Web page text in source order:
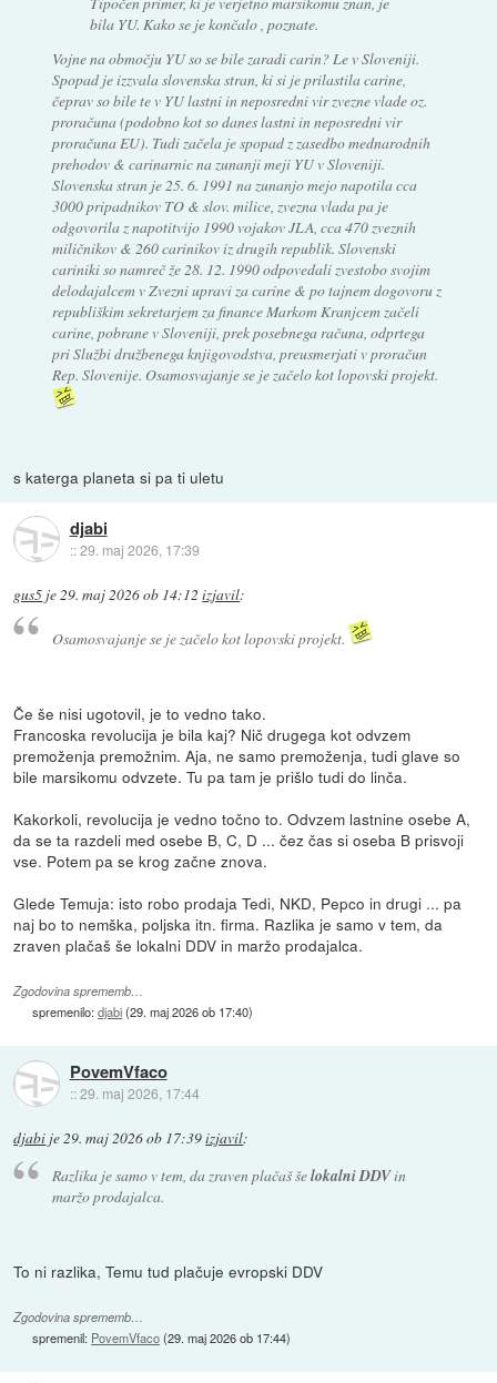
bila YU. Kako se je končalo , poznate.
Vojne na območju YU so se bile zaradi carin? Le v Sloveniji.
Spopad je izzvala slovenska stran, ki si je prilastila carine,
čeprav so bile te v YU lastni in neposredni vir zvezne vlade oz.
proračuna (podobno kot so danes lastni in neposredni vir
proračuna EU). Tudi začela je spopad z zasedbo mednarodnih
prehodov & carinarnic na zunanji meji YU v Sloveniji.
Slovenska stran je 25. 6. 1991 na zunanjo mejo napotila cca
3000 pripadnikov TO & slov. milice, zvezna vlada pa je
odgovorila z napotitvijo 1990 vojakov JLA, cca 470 zveznih
miličnikov & 260 carinikov iz drugih republik. Slovenski
cariniki so namreč že 28. 12. 1990 odpovedali zvestobo svojim
delodajalcem v Zvezni upravi za carine & po tajnem dogovoru z
republiškim sekretarjem za finance Markom Kranjcem začeli
carine, pobrane v Sloveniji, prek posebnega računa, odprtega
pri Službi družbenega knjigovodstva, preusmerjati v proračun
Rep. Slovenije. Osamosvajanje se je začelo kot lopovski projekt.
s katerga planeta si pa ti uletu
djabi
::29. maj 2026, 17:39
gus5 je 29. maj 2026 ob 14:12 izjavil:
Osamosvajanje se je začelo kot lopovski projekt.
Če še nisi ugotovil, je to vedno tako.
Francoska revolucija je bila kaj? Nič drugega kot odvzem
premoženja premožnim. Aja, ne samo premoženja, tudi glave so
bile marsikomu odvzete. Tu pa tam je prišlo tudi do linča.
Kakorkoli, revolucija je vedno točno to. Odvzem lastnine osebe A,
da se ta razdeli med osebe B, C, D ... čez čas si oseba B prisvoji
vse. Potem pa se krog začne znova.
Glede Temuja: isto robo prodaja Tedi, NKD, Pepco in drugi ... pa
naj bo to nemška, poljska itn. firma. Razlika je samo v tem, da
zraven plačaš še lokalni DDV in maržo prodajalca.
Zgodovina sprememb…
spremenilo:djabi(29. maj 2026 ob 17:40)
PovemVfaco
::29. maj 2026, 17:44
djabi je29. maj 2026 ob 17:39izjavil:
Razlika je samo v tem, da zraven plačaš šelokalni DDVin
maržo prodajalca.
To ni razlika, Temu tud plačuje evropski DDV
Zgodovina sprememb…
spremenil: PovemVfaco(29. maj 2026 ob 17:44)